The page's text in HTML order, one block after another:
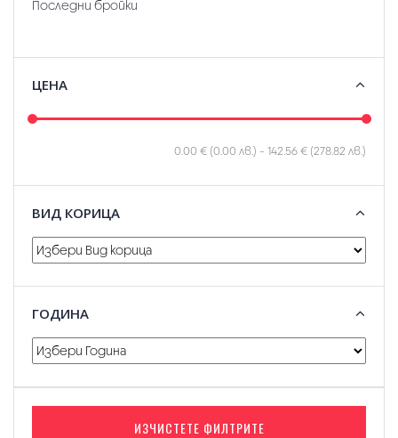
Последни бройки
ЦЕНА
0.00 € (0.00 лв.) - 142.56 € (278.82 лв.)
ВИД КОРИЦА
ГОДИНА
ИЗЧИСТЕТЕ ФИЛТРИТЕ